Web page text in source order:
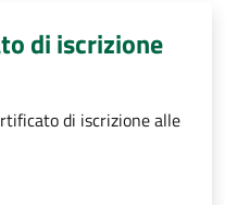
di iscrizione
di iscrizione alle